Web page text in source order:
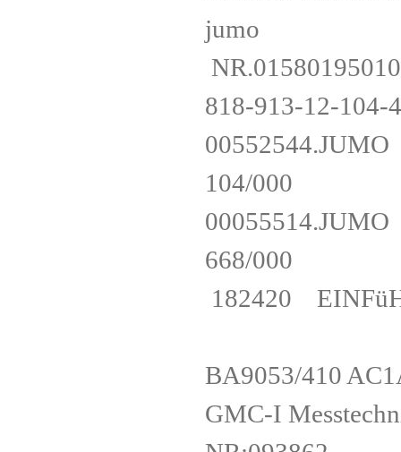
jumo
818-913-12-
104/000
668/000
182420
BA9053/410
GMC-I